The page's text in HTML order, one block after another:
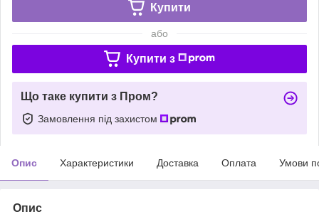
Купити
або
Купити з
Що таке купити з Пром?
Замовлення під захистом
Опис Характеристики Доставка Оплата Умови
Опис